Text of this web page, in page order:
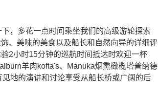
，多花一点时间乘坐我们的高级游轮探索
、美味的美食以及船长和自然向导的详细评
2小时15分钟的巡航时间抵达时欢迎一杯
羊肉kofta's、Manuka烟熏橄榄塔普纳德
地的演讲和讨论享受从船长桥或广阔的后